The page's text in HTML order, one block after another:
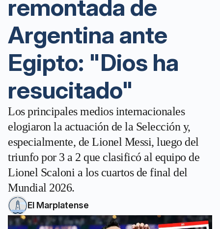
remontada de
Argentina ante
Egipto: "Dios ha
resucitado"
Los principales medios internacionales
elogiaron la actuación de la Selección y,
especialmente, de Lionel Messi, luego del
triunfo por 3 a 2 que clasificó al equipo de
Lionel Scaloni a los cuartos de final del
Mundial 2026.
El Marplatense